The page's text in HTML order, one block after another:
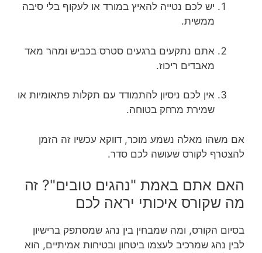
יש לכם נטייה להאיץ במורד או לעקוף בלי סיבה
ממשית.
אתם נתקעים ברגעים סטרס בכביש ומהר מאד
מאבדים ריכוז.
אין לכם ניסיון להתמודד עם תקלות פתאומיות או
שמירת מרחק בטוחה.
אם משהו מאלה נשמע מוכר, דווקא עכשיו זה הזמן
להצטרף לקורס שעושה לכם סדר.
האם אתם באמת "נהגים טובים"? זה
מה שקורס איכותי יראה לכם
בסיום הקורס, ומה שמבחין בין נהג שמסתפק ברישיון
לבין נהג שמרכיב לעצמו ביטחון ובטיחות אמיתיים, הוא